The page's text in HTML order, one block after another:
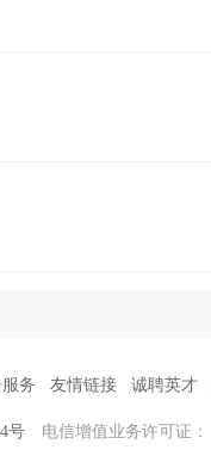
务 友情链接 诚聘英才
号 电信增值业务许可证：